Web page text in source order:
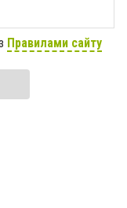
Правилами сайту